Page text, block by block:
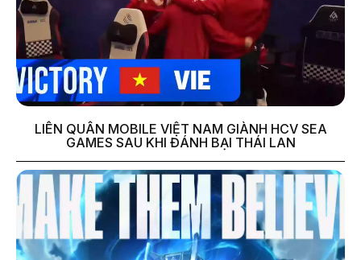
LIÊN QUÂN MOBILE VIỆT NAM GIÀNH HCV SEA
GAMES SAU KHI ĐÁNH BẠI THÁI LAN